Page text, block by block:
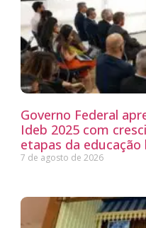
Governo Federal
Ideb 2025 com
etapas da educação
7 de agosto de 2026